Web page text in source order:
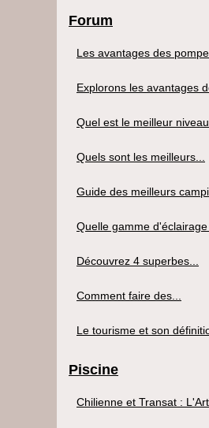
Forum
Les avantages des
Explorons les avantages
Quel est le meilleur
Quels sont les meilleurs...
Guide des meilleurs
Quelle gamme d'éclairage
Découvrez 4 superbes...
Comment faire des...
Le tourisme et son
Piscine
Chilienne et Transat :